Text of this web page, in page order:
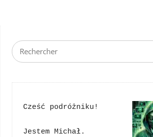
Cześć podróżniku!
Jestem Michał.